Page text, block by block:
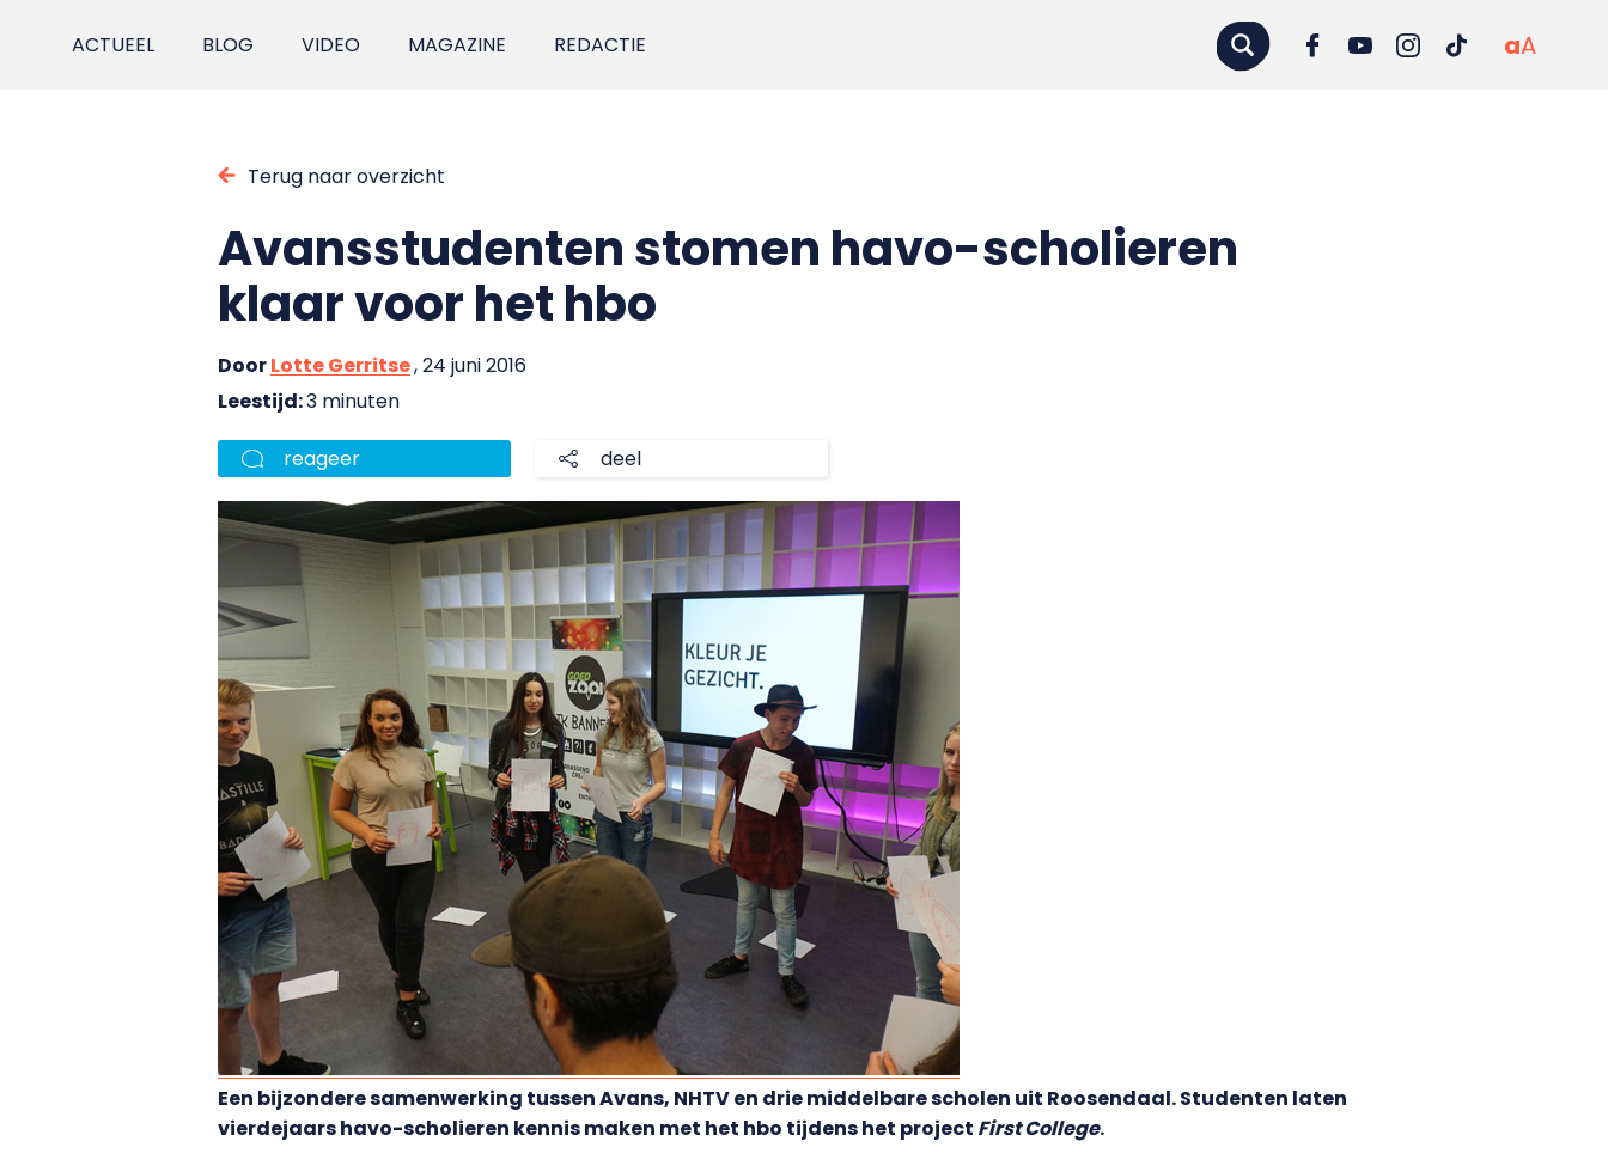
ACTUEEL BLOG VIDEO MAGAZINE REDACTIE aA
Terug naar overzicht
Avansstudenten stomen havo-scholieren
klaar voor het hbo
DoorLotte Gerritse, 24 juni 2016
Leestijd:3 minuten
reageer deel
Een bijzondere samenwerking tussen Avans, NHTV en drie middelbare scholen uit Roosendaal. Studenten laten
vierdejaars havo-scholieren kennis maken met het hbo tijdens het project First College.